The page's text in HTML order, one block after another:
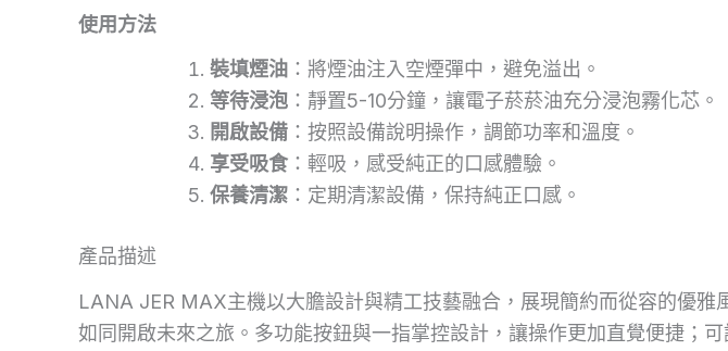
使用方法
裝填煙油 ：將煙油注入空煙彈中，避免溢出。
等待浸泡 ：靜置5-10分鐘，讓電子菸菸油充分浸泡霧化芯。
開啟設備 ：按照設備說明操作，調節功率和溫度。
享受吸食 ：輕吸，感受純正的口感體驗。
保養清潔 ：定期清潔設備，保持純正口感。
產品描述
LANA JER MAX主機以大膽設計與精工技藝融合，展現簡約而從容的優
如同開啟未來之旅。多功能按鈕與一指掌控設計，讓操作更加直覺便捷；